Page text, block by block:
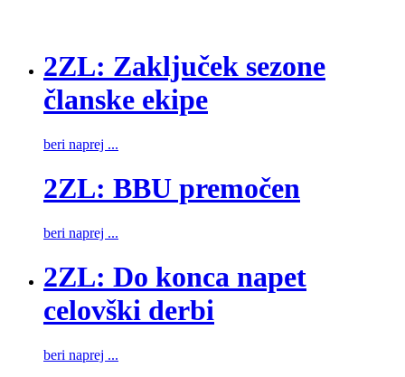
2ZL: Zaključek sezone
članske ekipe
beri naprej ...
2ZL: BBU premočen
beri naprej ...
2ZL: Do konca napet
celovški derbi
beri naprej ...